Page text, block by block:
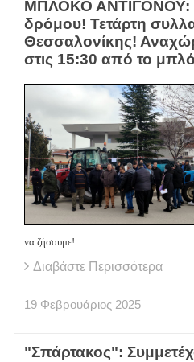
ΜΠΛΟΚΟ ΑΝΤΙΓΟΝΟΥ:
δρόμου! Τετάρτη
Θεσσαλονίκης!
στις 15:30 από το
να ζήσουμε!
Διαβάστε Περισσότερα
19 Φεβρουάριος 2025
"Σπάρτακος":